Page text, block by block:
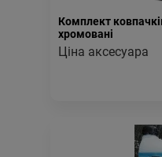
Комплект
хромовані
Ціна аксесуара